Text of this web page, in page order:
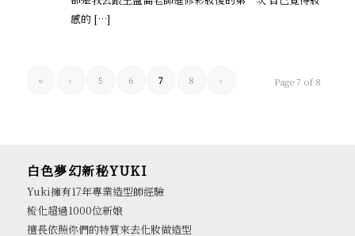
感的 […]
Page 7 of 8
« ‹ 5 6 7 8 ›
白色夢幻新秘YUKI
Yuki擁有17年專業造型師經驗
梳化超過1000位新娘
擅長依照你們的特質來去化妝做造型